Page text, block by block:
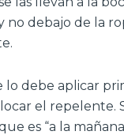
no debajo de la
debe aplicar
el repelente.
es “a la